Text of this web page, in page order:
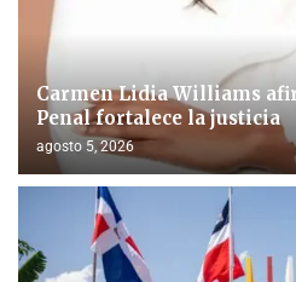
Carmen Lidia Williams
Penal fortalece la justicia
agosto 5, 2026